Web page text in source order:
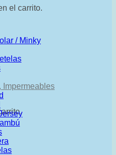
el carrito.
/ Minky
Impermeables